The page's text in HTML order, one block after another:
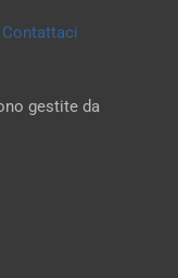
Contattaci
gestite da